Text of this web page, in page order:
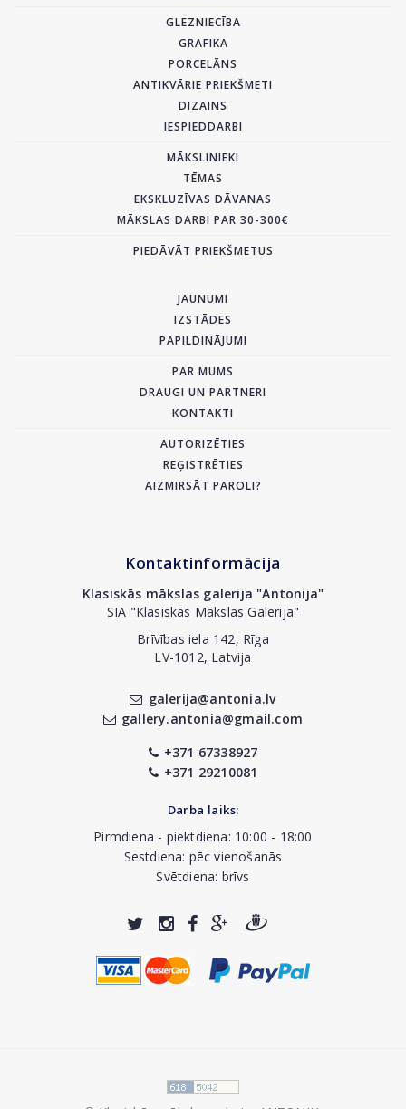
GLEZNIECĪBA
GRAFIKA
PORCELĀNS
ANTIKVĀRIE PRIEKŠMETI
DIZAINS
IESPIEDDARBI
MĀKSLINIEKI
TĒMAS
EKSKLUZĪVAS DĀVANAS
MĀKSLAS DARBI PAR 30-300€
PIEDĀVĀT PRIEKŠMETUS
JAUNUMI
IZSTĀDES
PAPILDINĀJUMI
PAR MUMS
DRAUGI UN PARTNERI
KONTAKTI
AUTORIZĒTIES
REĢISTRĒTIES
AIZMIRSĀT PAROLI?
Kontaktinformācija
Klasiskās mākslas galerija "Antonija"
SIA "Klasiskās Mākslas Galerija"
Brīvības iela 142, Rīga
LV-1012, Latvija
galerija@antonia.lv
gallery.antonia@gmail.com
+371 67338927
+371 29210081
Darba laiks:
Pirmdiena - piektdiena: 10:00 - 18:00
Sestdiena: pēc vienošanās
Svētdiena: brīvs